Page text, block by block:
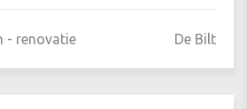
- renovatie De Bilt